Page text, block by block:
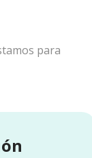
para